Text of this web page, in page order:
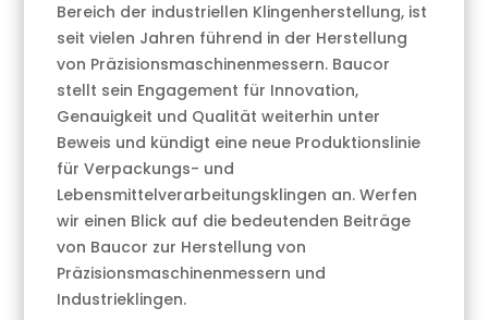
Bereich der industriellen Klingenherstellung, ist
seit vielen Jahren führend in der Herstellung
von Präzisionsmaschinenmessern. Baucor
stellt sein Engagement für Innovation,
Genauigkeit und Qualität weiterhin unter
Beweis und kündigt eine neue Produktionslinie
für Verpackungs- und
Lebensmittelverarbeitungsklingen an. Werfen
wir einen Blick auf die bedeutenden Beiträge
von Baucor zur Herstellung von
Präzisionsmaschinenmessern und
Industrieklingen.